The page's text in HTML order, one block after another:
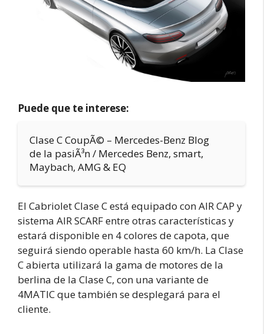
Puede que te interese:
Clase C CoupÃ© – Mercedes-Benz Blog
de la pasiÃ³n / Mercedes Benz, smart,
Maybach, AMG & EQ
El Cabriolet Clase C está equipado con AIR CAP y
sistema AIR SCARF entre otras características y
estará disponible en 4 colores de capota, que
seguirá siendo operable hasta 60 km/h. La Clase
C abierta utilizará la gama de motores de la
berlina de la Clase C, con una variante de
4MATIC que también se desplegará para el
cliente.